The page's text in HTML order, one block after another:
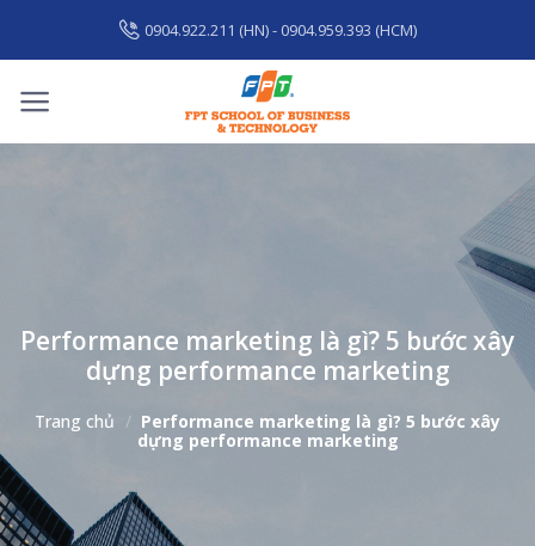
content
0904.922.211 (HN) - 0904.959.393 (HCM)
Performance marketing là gì? 5 bước xây
dựng performance marketing
Trang chủ / Performance marketing là gì? 5 bước xây
dựng performance marketing